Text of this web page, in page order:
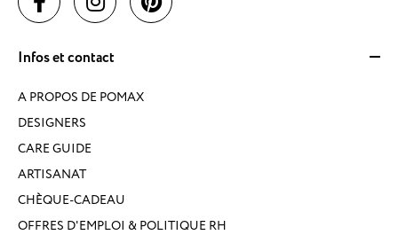
Infos et contact
A PROPOS DE POMAX
DESIGNERS
CARE GUIDE
ARTISANAT
CHÈQUE-CADEAU
OFFRES D'EMPLOI & POLITIQUE RH